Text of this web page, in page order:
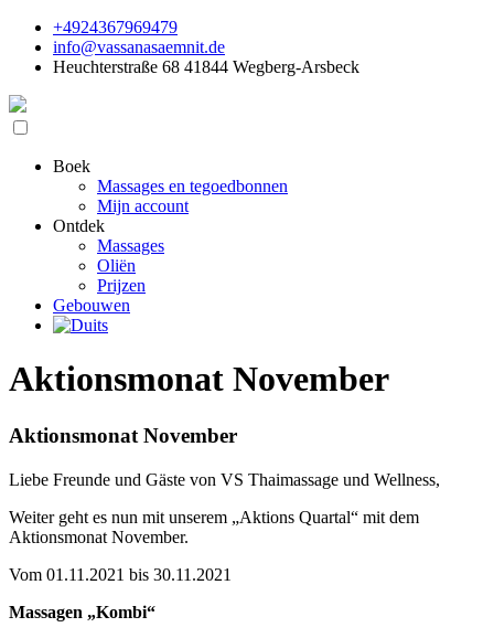
+4924367969479
info@vassanasaemnit.de
Heuchterstraße 68 41844 Wegberg-Arsbeck
Boek
Massages en tegoedbonnen
Mijn account
Ontdek
Massages
Oliën
Prijzen
Gebouwen
Aktionsmonat November
Aktionsmonat November
Liebe Freunde und Gäste von VS Thaimassage und Wellness,
Weiter geht es nun mit unserem „Aktions Quartal“ mit dem
Aktionsmonat November.
Vom 01.11.2021 bis 30.11.2021
Massagen „Kombi“